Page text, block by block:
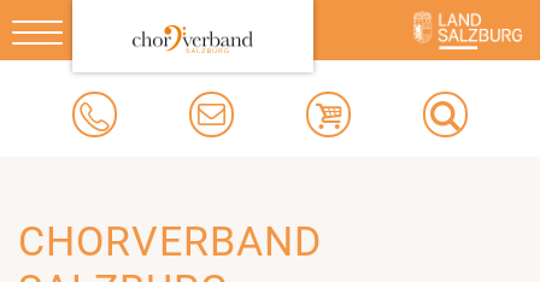
Toggle
navigation
CHORVERBAND